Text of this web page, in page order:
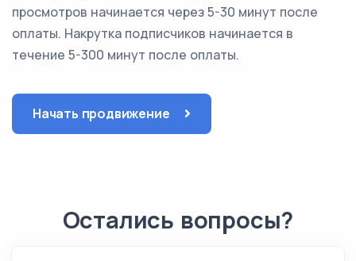
просмотров начинается через 5-30 минут после
оплаты. Накрутка подписчиков начинается в
течение 5-300 минут после оплаты.
Начать продвижение
Остались вопросы?